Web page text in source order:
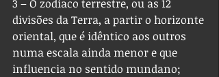
3 – O zodíaco terrestre, ou as 12
divisões da Terra, a partir o horizonte
oriental, que é idêntico aos outros
numa escala ainda menor e que
influencia no sentido mundano;